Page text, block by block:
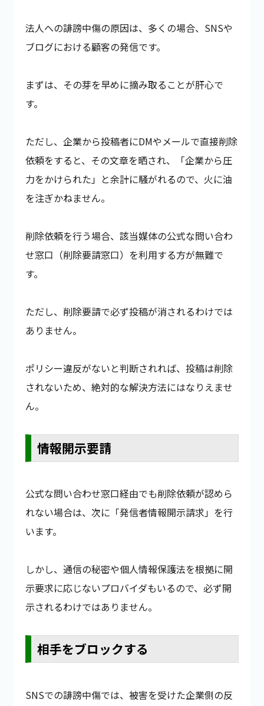
法人への誹謗中傷の原因は、多くの場合、SNSや
ブログにおける顧客の発信です。
まずは、その芽を早めに摘み取ることが肝心で
す。
ただし、企業から投稿者にDMやメールで直接削除
依頼をすると、その文章を晒され、「企業から圧
力をかけられた」と余計に騒がれるので、火に油
を注ぎかねません。
削除依頼を行う場合、該当媒体の公式な問い合わ
せ窓口（削除要請窓口）を利用する方が無難で
す。
ただし、削除要請で必ず投稿が消されるわけでは
ありません。
ポリシー違反がないと判断されれば、投稿は削除
されないため、絶対的な解決方法にはなりえませ
ん。
情報開示要請
公式な問い合わせ窓口経由でも削除依頼が認めら
れない場合は、次に「発信者情報開示請求」を行
います。
しかし、通信の秘密や個人情報保護法を根拠に開
示要求に応じないプロバイダもいるので、必ず開
示されるわけではありません。
相手をブロックする
SNSでの誹謗中傷では、被害を受けた企業側の反